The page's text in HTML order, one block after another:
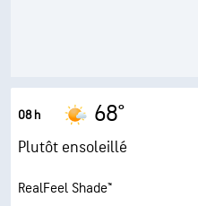
Plafond nuageux
08 h 68°
Plutôt ensoleillé
RealFeel Shade™